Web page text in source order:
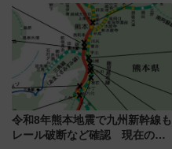
令和8年熊本地震で九州新幹線も
レール破断など確認 現在の運